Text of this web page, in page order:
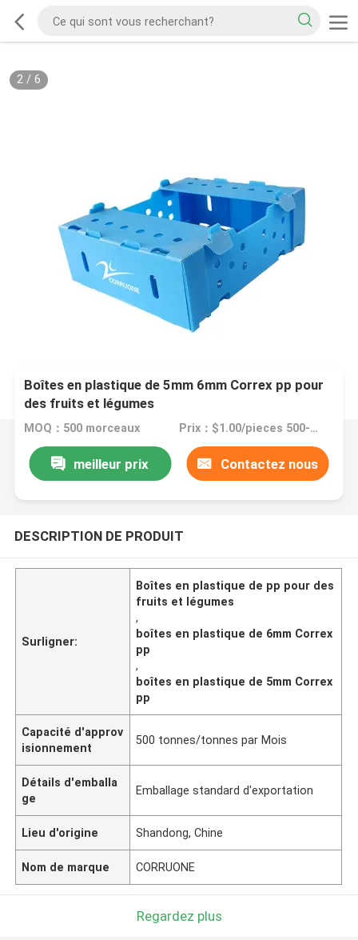
2/ 6
Boîtes en plastique de 5mm 6mm Correx pp pour
des fruits et légumes
MOQ：500 morceaux Prix：$1.00/pieces 500-1999 pieces
meilleur prix Contactez nous
DESCRIPTION DE PRODUIT
Surligner:
Boîtes en plastique de pp pour des
fruits et légumes
,
boîtes en plastique de 6mm Correx
pp
,
boîtes en plastique de 5mm Correx
pp
Capacité d'approv
isionnement
500 tonnes/tonnes par Mois
Détails d'emballa
ge
Emballage standard d'exportation
Lieu d'origine Shandong, Chine
Nom de marque CORRUONE
Regardez plus